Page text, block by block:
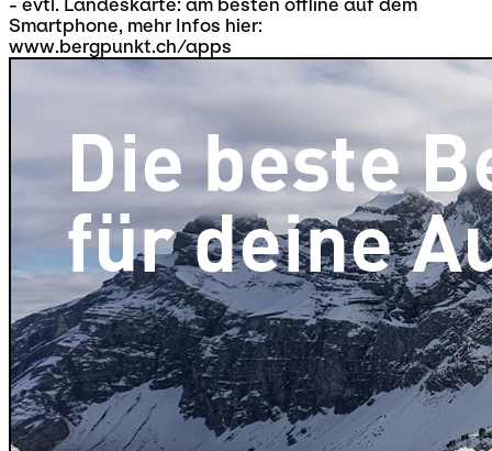
- evtl. Landeskarte: am besten offline auf dem
Smartphone, mehr Infos hier:
www.bergpunkt.ch/apps